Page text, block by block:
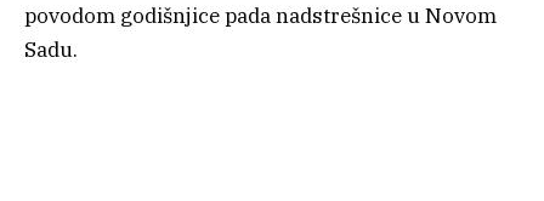
povodom godišnjice pada nadstrešnice u Novom
Sadu.